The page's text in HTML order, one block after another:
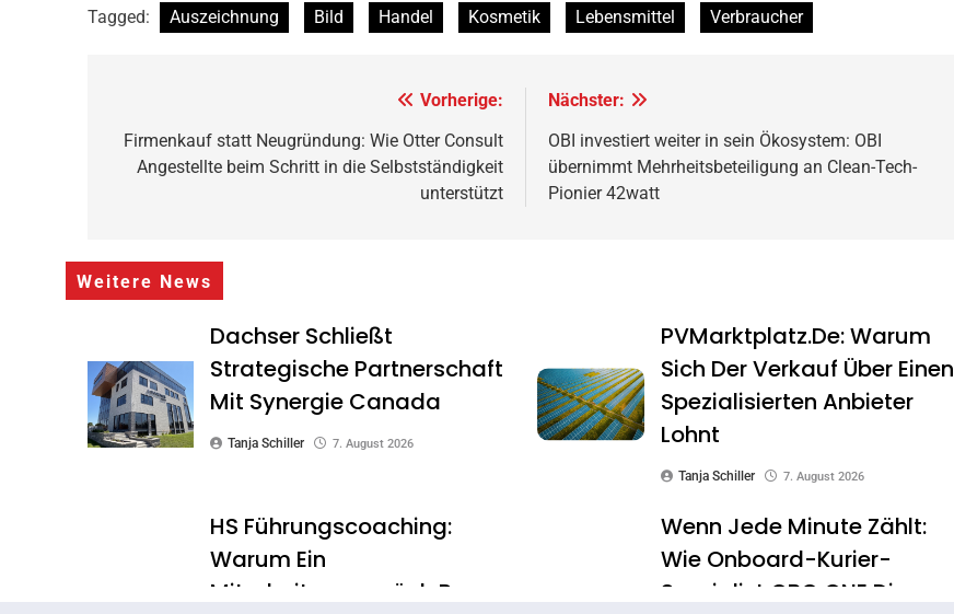
Tagged: Auszeichnung Bild Handel Kosmetik Lebensmittel Verbraucher
Vorherige:
Firmenkauf statt Neugründung: Wie Otter Consult
Angestellte beim Schritt in die Selbstständigkeit
unterstützt
Nächster:
OBI investiert weiter in sein Ökosystem: OBI
übernimmt Mehrheitsbeteiligung an Clean-Tech-
Pionier 42watt
Weitere News
Dachser Schließt
Strategische Partnerschaft
Mit Synergie Canada
Tanja Schiller 7. August 2026
PVMarktplatz.de: Warum
Sich Der Verkauf Über Einen
Spezialisierten Anbieter
Lohnt
Tanja Schiller 7. August 2026
HS Führungscoaching:
Warum Ein
Mitarbeitergespräch Pro
Wenn Jede Minute Zählt:
Wie Onboard-Kurier-
Spezialist OBC ONE Die